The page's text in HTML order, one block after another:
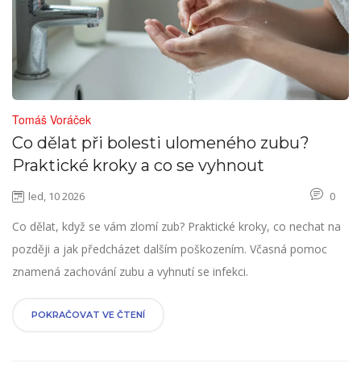
Tomáš Voráček
Co dělat při bolesti ulomeného zubu?
Praktické kroky a co se vyhnout
led, 10 2026 0
Co dělat, když se vám zlomí zub? Praktické kroky, co nechat na
později a jak předcházet dalším poškozením. Včasná pomoc
znamená zachování zubu a vyhnutí se infekci.
POKRAČOVAT VE ČTENÍ